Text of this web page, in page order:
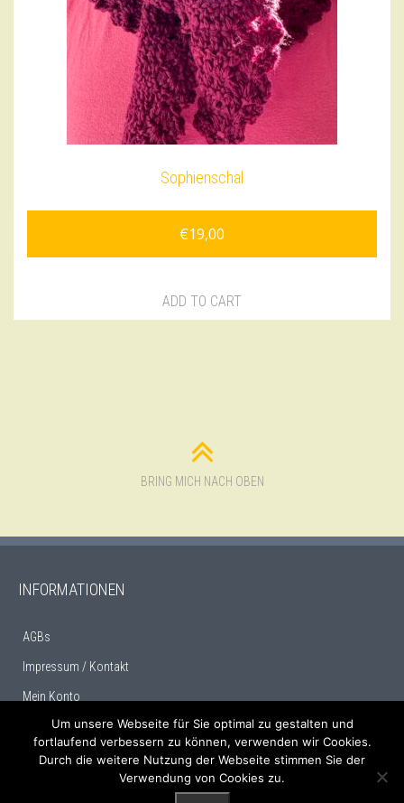
Sophienschal
€19,00
ADD TO CART
BRING MICH NACH OBEN
INFORMATIONEN
AGBs
Impressum / Kontakt
Mein Konto
Um unsere Webseite für Sie optimal zu gestalten und
fortlaufend verbessern zu können, verwenden wir Cookies.
Durch die weitere Nutzung der Webseite stimmen Sie der
Verwendung von Cookies zu.